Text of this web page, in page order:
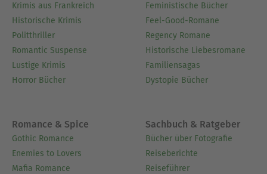
Krimis aus Frankreich
Historische Krimis
Politthriller
Romantic Suspense
Lustige Krimis
Horror Bücher
Feministische Bücher
Feel-Good-Romane
Regency Romane
Historische Liebesromane
Familiensagas
Dystopie Bücher
Romance & Spice
Gothic Romance
Enemies to Lovers
Mafia Romance
Sachbuch & Ratgeber
Bücher über Fotografie
Reiseberichte
Reiseführer